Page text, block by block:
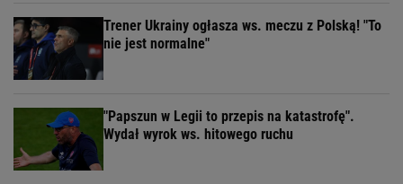
Trener Ukrainy ogłasza ws. meczu z Polską! "To
nie jest normalne"
"Papszun w Legii to przepis na katastrofę".
Wydał wyrok ws. hitowego ruchu